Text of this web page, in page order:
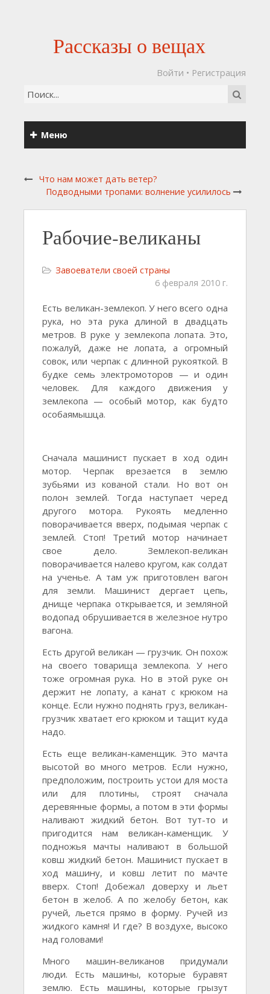
Рассказы о вещах
Войти • Регистрация
Меню
Что нам может дать ветер?
Подводными тропами: волнение усилилось
Рабочие-великаны
Завоеватели своей страны
6 февраля 2010 г.
Есть великан-землекоп. У него всего одна
рука, но эта рука длиной в двадцать
метров. В руке у землекопа лопата. Это,
пожалуй, даже не лопата, а огромный
совок, или черпак с длинной рукояткой. В
будке семь электромоторов — и один
человек. Для каждого движения у
землекопа — особый мотор, как будто
особаямышца.
Сначала машинист пускает в ход один
мотор. Черпак врезается в землю
зубьями из кованой стали. Но вот он
полон землей. Тогда наступает черед
другого мотора. Рукоять медленно
поворачивается вверх, подымая черпак с
землей. Стоп! Третий мотор начинает
свое дело. Землекоп-великан
поворачивается налево кругом, как солдат
на ученье. А там уж приготовлен вагон
для земли. Машинист дергает цепь,
днище черпака открывается, и земляной
водопад обрушивается в железное нутро
вагона.
Есть другой великан — грузчик. Он похож
на своего товарища землекопа. У него
тоже огромная рука. Но в этой руке он
держит не лопату, а канат с крюком на
конце. Если нужно поднять груз, великан-
грузчик хватает его крюком и тащит куда
надо.
Есть еще великан-каменщик. Это мачта
высотой во много метров. Если нужно,
предположим, построить устои для моста
или для плотины, строят сначала
деревянные формы, а потом в эти формы
наливают жидкий бетон. Вот тут-то и
пригодится нам великан-каменщик. У
подножья мачты наливают в большой
ковш жидкий бетон. Машинист пускает в
ход машину, и ковш летит по мачте
вверх. Стоп! Добежал доверху и льет
бетон в желоб. А по желобу бетон, как
ручей, льется прямо в форму. Ручей из
жидкого камня! И где? В воздухе, высоко
над головами!
Много машин-великанов придумали
люди. Есть машины, которые буравят
землю. Есть машины, которые грызут